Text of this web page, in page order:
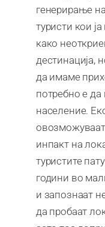
генерирање
туристи кои
како
дестинација,
да имаме
потребно е
население.
инпакт на
туристите
години во
и запoзнаат
да пробаат